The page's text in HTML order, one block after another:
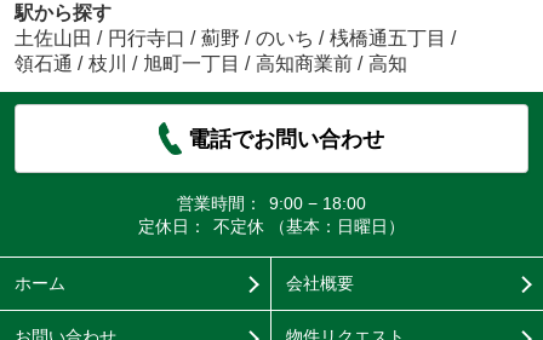
駅から探す
土佐山田 / 円行寺口 / 薊野 / のいち / 桟橋通五丁目 /
領石通 / 枝川 / 旭町一丁目 / 高知商業前 / 高知
電話でお問い合わせ
営業時間：
9:00 − 18:00
定休日：
不定休 （基本：日曜日）
ホーム 会社概要